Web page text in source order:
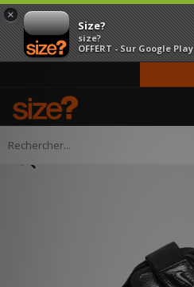
×
Size?
size?
OFFERT - Sur Google Play
Accueil Femme